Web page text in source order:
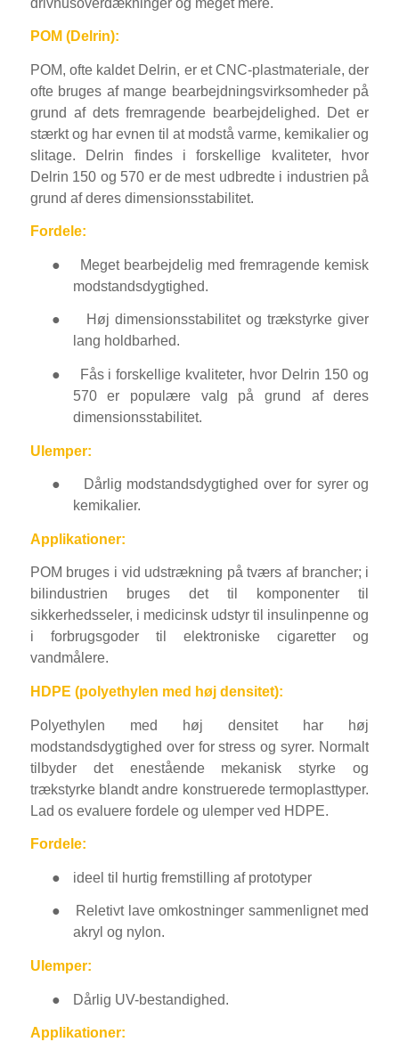
POM (Delrin):
POM, ofte kaldet Delrin, er et CNC-plastmateriale, der
ofte bruges af mange bearbejdningsvirksomheder på
grund af dets fremragende bearbejdelighed. Det er
stærkt og har evnen til at modstå varme, kemikalier og
slitage. Delrin findes i forskellige kvaliteter, hvor
Delrin 150 og 570 er de mest udbredte i industrien på
grund af deres dimensionsstabilitet.
Fordele:
●
Meget bearbejdelig med fremragende kemisk
modstandsdygtighed.
●
Høj dimensionsstabilitet og trækstyrke giver
lang holdbarhed.
●
Fås i forskellige kvaliteter, hvor Delrin 150 og
570 er populære valg på grund af deres
dimensionsstabilitet.
Ulemper:
●
Dårlig modstandsdygtighed over for syrer og
kemikalier.
Applikationer:
POM bruges i vid udstrækning på tværs af brancher; i
bilindustrien bruges det til komponenter til
sikkerhedsseler, i medicinsk udstyr til insulinpenne og
i forbrugsgoder til elektroniske cigaretter og
vandmålere.
HDPE (polyethylen med høj densitet):
Polyethylen med høj densitet har høj
modstandsdygtighed over for stress og syrer. Normalt
tilbyder det enestående mekanisk styrke og
trækstyrke blandt andre konstruerede termoplasttyper.
Lad os evaluere fordele og ulemper ved HDPE.
Fordele:
● ideel til hurtig fremstilling af prototyper
●
Reletivt lave omkostninger sammenlignet med
akryl og nylon.
Ulemper:
● Dårlig UV-bestandighed.
Applikationer: